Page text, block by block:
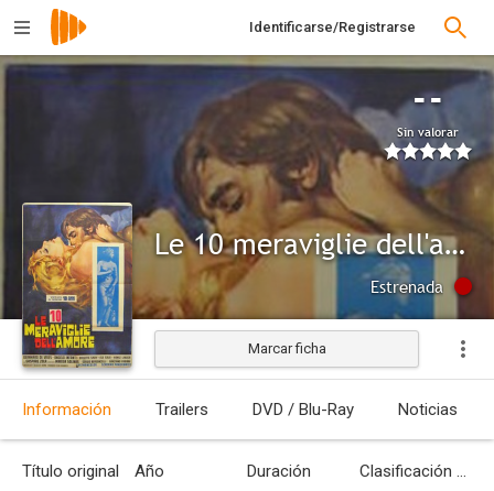
Identificarse/Registrarse
--
Sin valorar
Le 10 meraviglie dell'amore
Estrenada
Marcar ficha
Información Trailers DVD / Blu-Ray Noticias
Título original Año Duración Clasificación por edades